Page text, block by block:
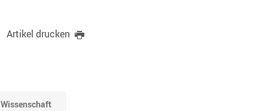
Artikel drucken
Wissenschaft